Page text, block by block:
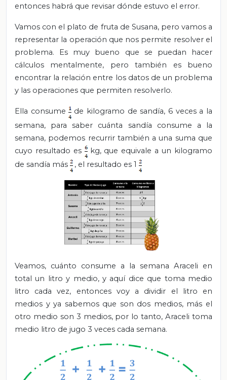
entonces habrá que revisar dónde estuvo el error.
Vamos con el plato de fruta de Susana, pero vamos a
representar la operación que nos permite resolver el
problema. Es muy bueno que se puedan hacer
cálculos mentalmente, pero también es bueno
encontrar la relación entre los datos de un problema
y las operaciones que permiten resolverlo.
Ella consume
de kilogramo de sandía, 6 veces a la
semana, para saber cuánta sandía consume a la
semana, podemos recurrir también a una suma que
cuyo resultado es
kg, que equivale a un kilogramo
de sandía más
, el resultado es 1
Veamos, cuánto consume a la semana Araceli en
total un litro y medio, y aquí dice que toma medio
litro cada vez, entonces voy a dividir el litro en
medios y ya sabemos que son dos medios, más el
otro medio son 3 medios, por lo tanto, Araceli toma
medio litro de jugo 3 veces cada semana.